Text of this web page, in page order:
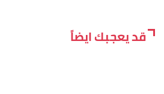
قد يعجبك ايضاً